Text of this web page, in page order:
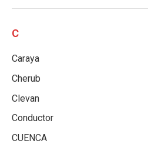
C
Caraya
Cherub
Clevan
Conductor
CUENCA